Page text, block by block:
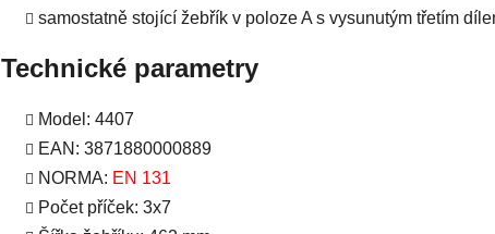
samostatně stojící žebřík v poloze A s vysunutým třetím
Technické parametry
Model: 4407
EAN: 3871880000889
NORMA: EN 131
Počet příček: 3x7